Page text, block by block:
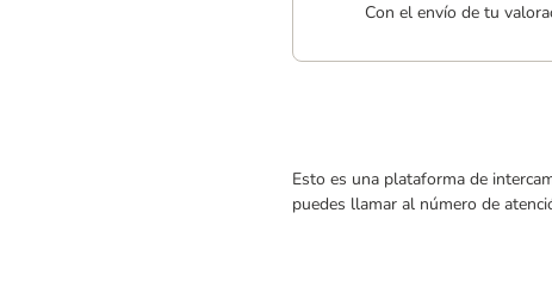
Con el envío de tu
Esto es una plataforma de
puedes llamar al número de